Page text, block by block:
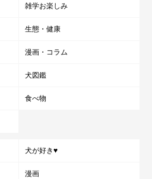
雑学お楽しみ
生態・健康
漫画・コラム
犬図鑑
食べ物
犬が好き♥
漫画